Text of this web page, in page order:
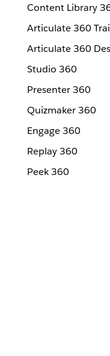
Content Library
Articulate 360
Articulate 360
Studio 360
Presenter 360
Quizmaker 360
Engage 360
Replay 360
Peek 360